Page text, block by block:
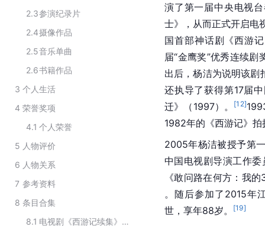
2.3参演纪录片
2.4摄像作品
2.5音乐单曲
2.6书籍作品
3 个人生活
4 荣誉奖项
4.1 个人荣誉
5 人物评价
6 人物关系
7 参考资料
8 条目合集
8.1
电视剧《西游记续集》的主要职员
演了第一届中央电视
士》，从而正式开启电
国首部神话剧 《西游记
届“金鹰奖”优秀连续剧
出后，杨洁为说明该剧
还执导了获得第17届
迁》（1997）。 [12]
1982年的《西游记》拍
2005年杨洁被授予第
中国电视剧导演工作委
《敢问路在何方：我
。随后参加了2015年
世，享年88岁。
[19]